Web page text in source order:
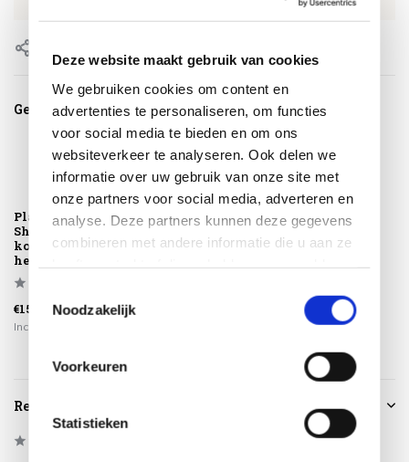
Deze website maakt gebruik van cookies
We gebruiken cookies om content en
advertenties te personaliseren, om functies
voor social media te bieden en om ons
websiteverkeer te analyseren. Ook delen we
informatie over uw gebruik van onze site met
onze partners voor social media, adverteren en
analyse. Deze partners kunnen deze gegevens
combineren met andere informatie die u aan ze
Noodzakelijk
Voorkeuren
Statistieken
Gerelateerde producten
Platinum Sun &
Shade flex frame
koppelstuk voor
he...
€159,00
Incl. btw
Reviews